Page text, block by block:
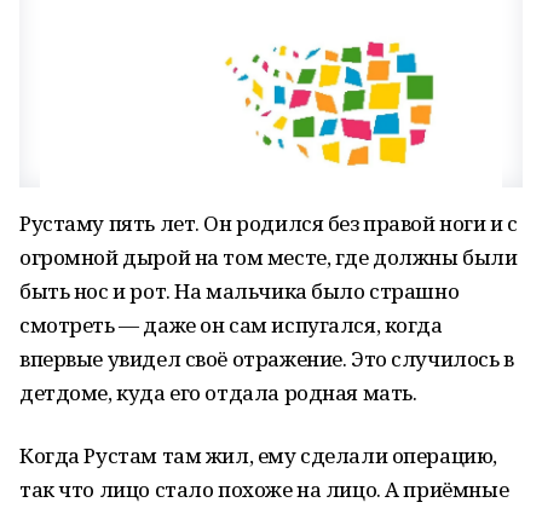
Рустаму пять лет. Он родился без правой ноги и с
огромной дырой на том месте, где должны были
быть нос и рот. На мальчика было страшно
смотреть — даже он сам испугался, когда
впервые увидел своё отражение. Это случилось в
детдоме, куда его отдала родная мать.
Когда Рустам там жил, ему сделали операцию,
так что лицо стало похоже на лицо. А приёмные